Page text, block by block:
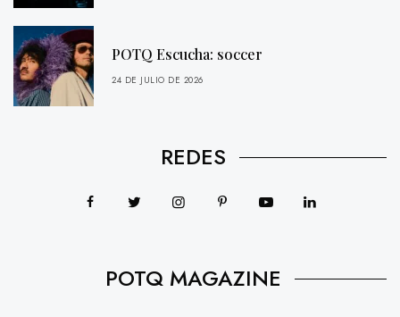
POTQ Escucha: soccer
24 DE JULIO DE 2026
REDES
POTQ MAGAZINE